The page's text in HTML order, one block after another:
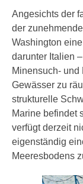
Angesichts der
der
Washington
darunter Italien
Minensuch-
Gewässer zu
strukturelle
Marine befindet
verfügt derzeit
eigenständig
Meeresbodens